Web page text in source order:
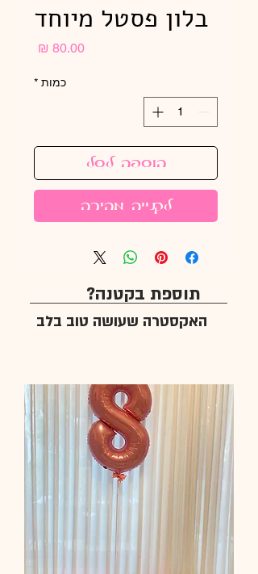
בלון פסטל מיוחד
כמות *
הוספה לסל
לקנייה מהירה
תוספת בקטנה?
האקסטרה שעושה טוב בלב